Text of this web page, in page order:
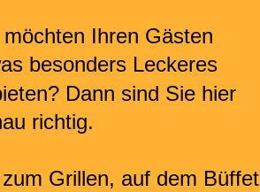
möchten Ihren Gästen
besonders Leckeres
Dann sind Sie hier
richtig.
Grillen, auf dem Büffet